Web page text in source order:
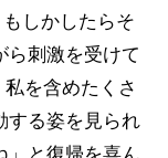
しかしたらそ
ら刺激を受けて
を含めたくさ
する姿を見られ
」と復帰を喜ん